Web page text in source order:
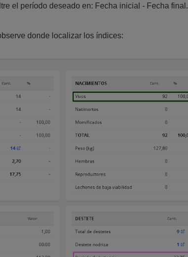
el período deseado en: Fecha inicial - Fecha final.
donde localizar los índices: